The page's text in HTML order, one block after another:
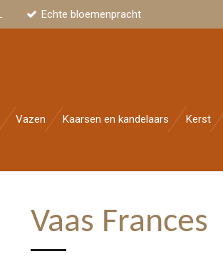
Echte bloemenpracht
Vazen Kaarsen en kandelaars Kerst
Vaas Frances